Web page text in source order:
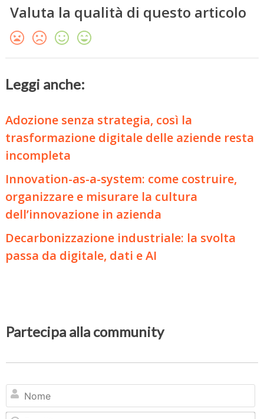
Valuta la qualità di questo articolo
Leggi anche:
Adozione senza strategia, così la
trasformazione digitale delle aziende resta
incompleta
Innovation-as-a-system: come costruire,
organizzare e misurare la cultura
dell’innovazione in azienda
Decarbonizzazione industriale: la svolta
passa da digitale, dati e AI
Partecipa alla community